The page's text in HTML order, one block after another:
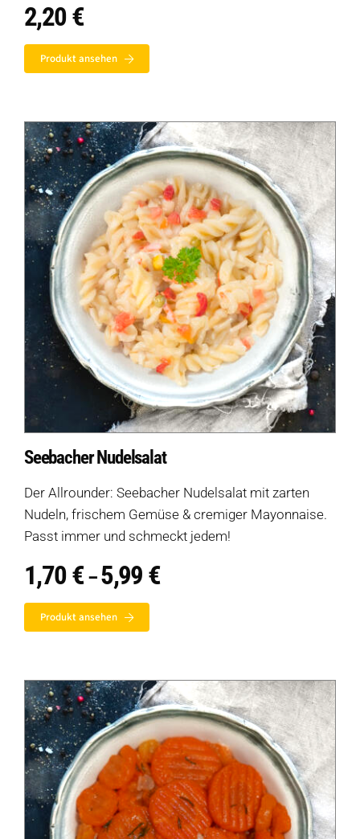
2,20€
Produkt ansehen
Seebacher Nudelsalat
Der Allrounder: Seebacher Nudelsalat mit zarten
Nudeln, frischem Gemüse & cremiger Mayonnaise.
Passt immer und schmeckt jedem!
1,70€ –5,99 €Preisspanne:
1,70 €
Produkt ansehen